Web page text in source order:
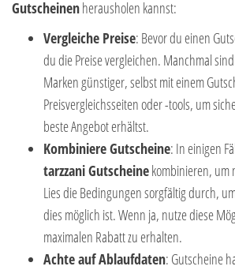
Gutscheinenherausholen kannst:
Vergleiche Preise: Bevor du einen
du die Preise vergleichen. Manchmal
Marken günstiger, selbst mit einem
Preisvergleichsseiten oder -tools, um
beste Angebot erhältst.
Kombiniere Gutscheine: In einigen
tarzzani Gutscheinekombinieren, um
Lies die Bedingungen sorgfältig durch,
dies möglich ist. Wenn ja, nutze diese
maximalen Rabatt zu erhalten.
Achte auf Ablaufdaten: Gutscheine